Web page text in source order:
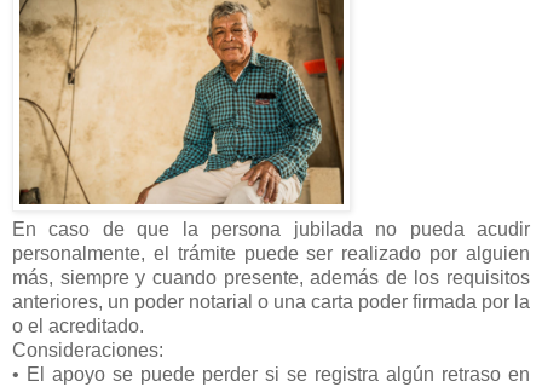
En caso de que la persona jubilada no pueda acudir
personalmente, el trámite puede ser realizado por alguien
más, siempre y cuando presente, además de los requisitos
anteriores, un poder notarial o una carta poder firmada por la
o el acreditado.
Consideraciones:
• El apoyo se puede perder si se registra algún retraso en